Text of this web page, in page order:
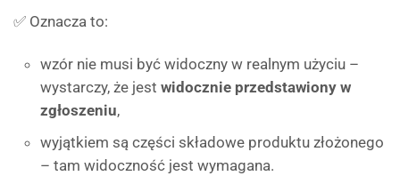
✅ Oznacza to:
wzór nie musi być widoczny w realnym użyciu –
wystarczy, że jest widocznie przedstawiony w
zgłoszeniu,
wyjątkiem są części składowe produktu złożonego
– tam widoczność jest wymagana.